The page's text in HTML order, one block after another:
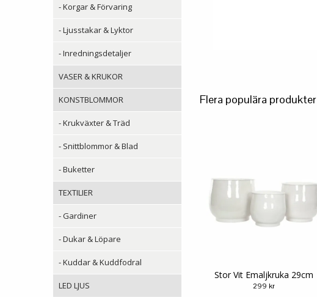
- Korgar & Förvaring
- Ljusstakar & Lyktor
- Inredningsdetaljer
VASER & KRUKOR
KONSTBLOMMOR
- Krukväxter & Träd
- Snittblommor & Blad
- Buketter
TEXTILIER
- Gardiner
- Dukar & Löpare
- Kuddar & Kuddfodral
LED LJUS
Flera populära produkter
Stor Vit Emaljkruka 29cm
299 kr